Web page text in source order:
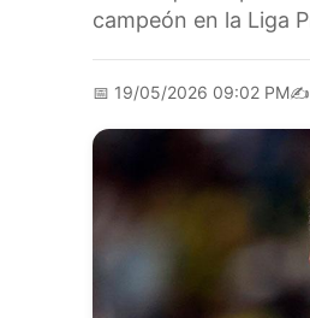
campeón en la Liga
📅 19/05/2026 09:02 PM✍️